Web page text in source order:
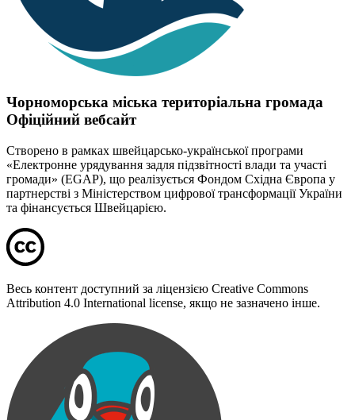
Чорноморська міська територіальна громада
Офіційний вебсайт
Створено в рамках швейцарсько-української програми
«Електронне урядування задля підзвітності влади та участі
громади» (EGAP), що реалізується Фондом Східна Європа у
партнерстві з Міністерством цифрової трансформації України
та фінансується Швейцарією.
Весь контент доступний за ліцензією Creative Commons
Attribution 4.0 International license, якщо не зазначено інше.